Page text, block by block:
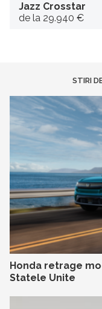
Jazz Crosstar
de la 29.940 €
STIRI
Honda retrage
Statele Unite